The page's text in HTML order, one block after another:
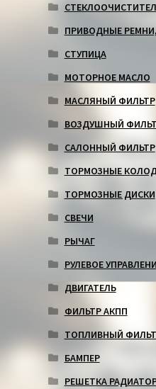
ПРИВОДНЫЕ
СТУПИЦА
МОТОРНОЕ МАСЛО
МАСЛЯНЫЙ ФИЛЬТР
ВОЗДУШНЫЙ
САЛОННЫЙ ФИЛЬТР
ТОРМОЗНЫЕ
ТОРМОЗНЫЕ ДИСКИ
СВЕЧИ
РЫЧАГ
РУЛЕВОЕ
ДВИГАТЕЛЬ
ФИЛЬТР АКПП
ТОПЛИВНЫЙ
БАМПЕР
РЕШЕТКА